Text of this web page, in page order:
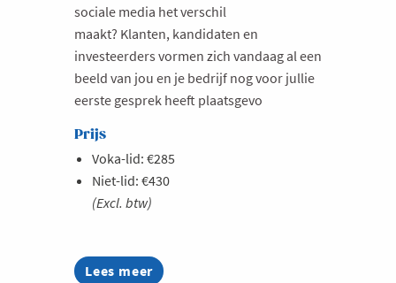
sociale media het verschil
maakt? Klanten, kandidaten en
investeerders vormen zich vandaag al een
beeld van jou en je bedrijf nog voor jullie
eerste gesprek heeft plaatsgevo
Prijs
Voka-lid: €285
Niet-lid: €430
(Excl. btw)
Lees meer
about